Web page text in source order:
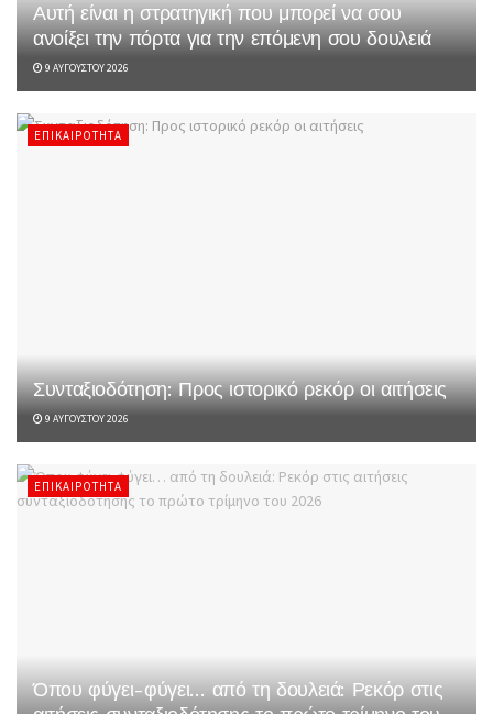
Αυτή είναι η στρατηγική που μπορεί να σου
ανοίξει την πόρτα για την επόμενη σου δουλειά
9 ΑΥΓΟΎΣΤΟΥ 2026
ΕΠΙΚΑΙΡΌΤΗΤΑ
Συνταξιοδότηση: Προς ιστορικό ρεκόρ οι αιτήσεις
9 ΑΥΓΟΎΣΤΟΥ 2026
ΕΠΙΚΑΙΡΌΤΗΤΑ
Όπου φύγει-φύγει… από τη δουλειά: Ρεκόρ στις